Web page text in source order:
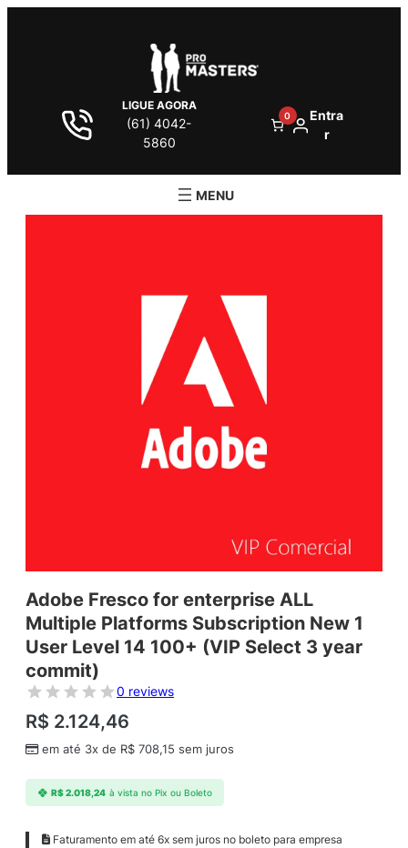
LIGUE AGORA
(61) 4042-
5860
0
Entra
r
Adobe Fresco for enterprise ALL
Multiple Platforms Subscription New 1
User Level 14 100+ (VIP Select 3 year
commit)
0 reviews
R$ 2.124,46
em até 3x de R$ 708,15 sem juros
R$2.018,24 à vista no Pix ou Boleto
Faturamento em até 6x sem juros no boleto para empresa